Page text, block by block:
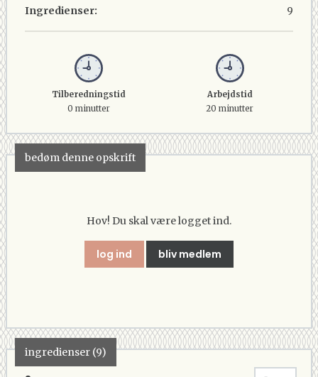
Ingredienser:
9
Tilberedningstid
0 minutter
Arbejdstid
20 minutter
bedøm denne opskrift
Hov! Du skal være logget ind.
log ind bliv medlem
ingredienser (9)